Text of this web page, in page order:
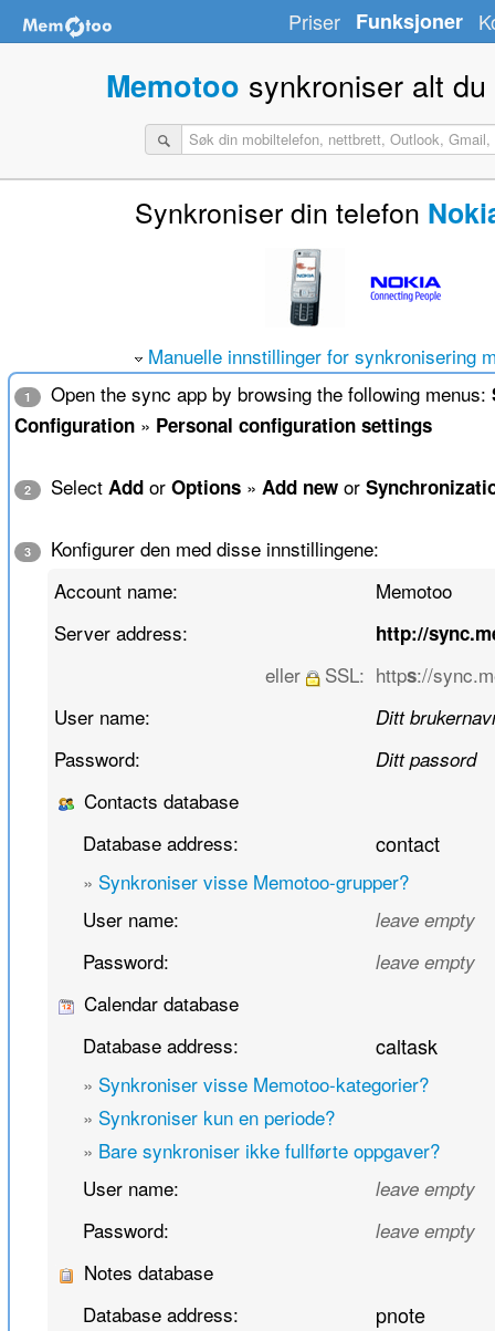
Priser Funksjoner
Memotoo synkroniser alt
Synkroniser din telefon
Manuelle innstillinger for synkronisering
1 Open the sync app by browsing the following menus:
Configuration» Personal configuration settings
2 Select Addor Options» Add newor
3
Konfigurer den med disse innstillingene:
Account name:
Memotoo
Server address:
http://
eller SSL: https://
User name:
Ditt
Password: Ditt passord
Contacts database
Database address:
contact
» Synkroniser visse Memotoo-grupper?
User name:
leave empty
Password: leave empty
Calendar database
Database address:
caltask
» Synkroniser visse Memotoo-kategorier?
» Synkroniser kun en periode?
» Bare synkroniser ikke fullførte oppgaver?
User name:
leave empty
Password: leave empty
Notes database
Database address:
pnote